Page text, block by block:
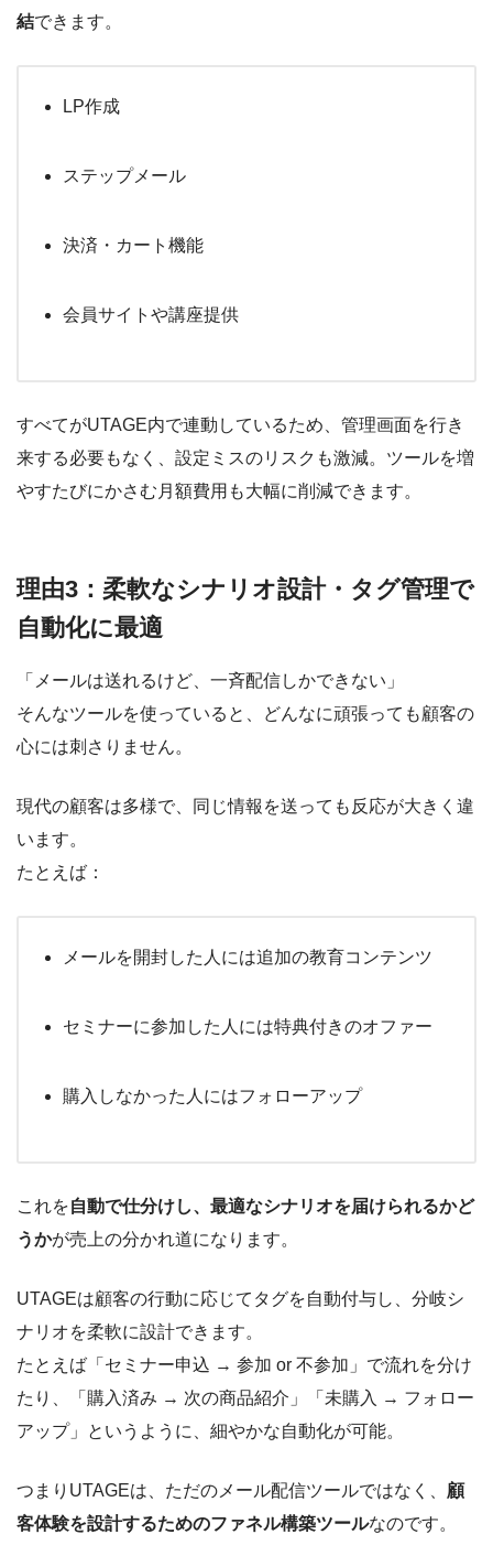
結できます。
LP作成
ステップメール
決済・カート機能
会員サイトや講座提供
すべてがUTAGE内で連動しているため、管理画面を行き
来する必要もなく、設定ミスのリスクも激減。ツールを増
やすたびにかさむ月額費用も大幅に削減できます。
理由3：柔軟なシナリオ設計・タグ管理で
自動化に最適
「メールは送れるけど、一斉配信しかできない」
そんなツールを使っていると、どんなに頑張っても顧客の
心には刺さりません。
現代の顧客は多様で、同じ情報を送っても反応が大きく違
います。
たとえば：
メールを開封した人には追加の教育コンテンツ
セミナーに参加した人には特典付きのオファー
購入しなかった人にはフォローアップ
これを自動で仕分けし、最適なシナリオを届けられるかど
うかが売上の分かれ道になります。
UTAGEは顧客の行動に応じてタグを自動付与し、分岐シ
ナリオを柔軟に設計できます。
たとえば「セミナー申込 → 参加 or 不参加」で流れを分け
たり、「購入済み → 次の商品紹介」「未購入 → フォロー
アップ」というように、細やかな自動化が可能。
つまりUTAGEは、ただのメール配信ツールではなく、 顧
客体験を設計するためのファネル構築ツールなのです。